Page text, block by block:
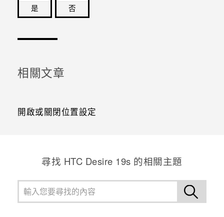
是
否
相關文章
開啟或關閉位置設定
尋找 ‎HTC Desire 19s 的相關主題